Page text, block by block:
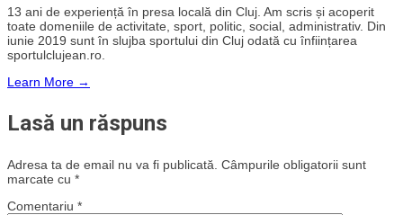
13 ani de experiență în presa locală din Cluj. Am scris și acoperit
toate domeniile de activitate, sport, politic, social, administrativ. Din
iunie 2019 sunt în slujba sportului din Cluj odată cu înființarea
sportulclujean.ro.
Learn More →
Lasă un răspuns
Adresa ta de email nu va fi publicată. Câmpurile obligatorii sunt
marcate cu *
Comentariu *